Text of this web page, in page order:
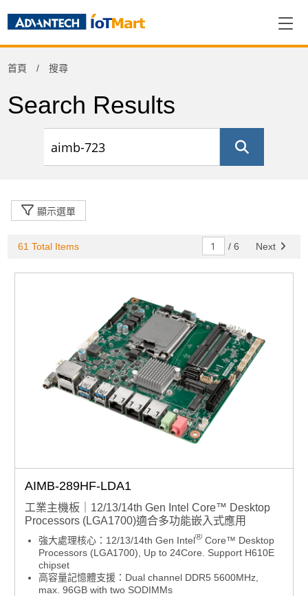
首頁 搜尋
Search Results
顯示選單
Product Category
電腦平台(43)
61 Total Items / 6 Next
AIMB-289HF-LDA1
工業主機板｜12/13/14th Gen Intel Core™ Desktop
Processors (LGA1700)適合多功能嵌入式應用
強大處理核心：12/13/14th Gen Intel® Core™ Desktop
Processors (LGA1700), Up to 24Core. Support H610E
chipset
高容量記憶體支援：Dual channel DDR5 5600MHz,
max. 96GB with two SODIMMs